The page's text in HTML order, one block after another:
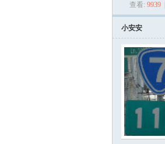
›
查看: 9939
小安安